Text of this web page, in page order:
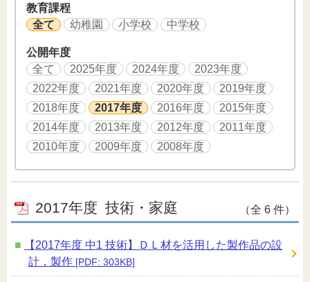
教育課程
全て
幼稚園 小学校 中学校
公開年度
全て
2025年度 2024年度
2023年度
2022年度
2021年度 2020年度
2019年度
2018年度
2017年度 2016年度
2015年度
2014年度
2013年度 2012年度
2011年度
2010年度
2009年度 2008年度
2017年度 技術・家庭 （全 6 件）
【2017年度 中1 技術】ＤＬ材を活用した製作品の設
計，製作 [PDF: 303KB]